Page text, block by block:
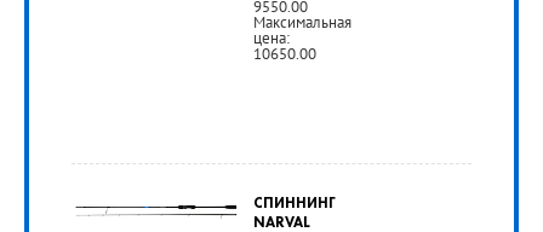
9550.00
Максимальная
цена:
10650.00
9
550
СПИННИНГ
NARVAL